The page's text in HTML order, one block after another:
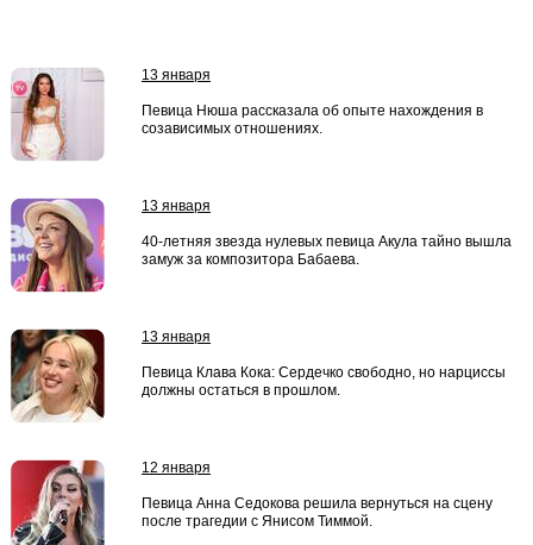
13 января
Певица Нюша рассказала об опыте нахождения в
созависимых отношениях.
13 января
40-летняя звезда нулевых певица Акула тайно вышла
замуж за композитора Бабаева.
13 января
Певица Клава Кока: Сердечко свободно, но нарциссы
должны остаться в прошлом.
12 января
Певица Анна Седокова решила вернуться на сцену
после трагедии с Янисом Тиммой.